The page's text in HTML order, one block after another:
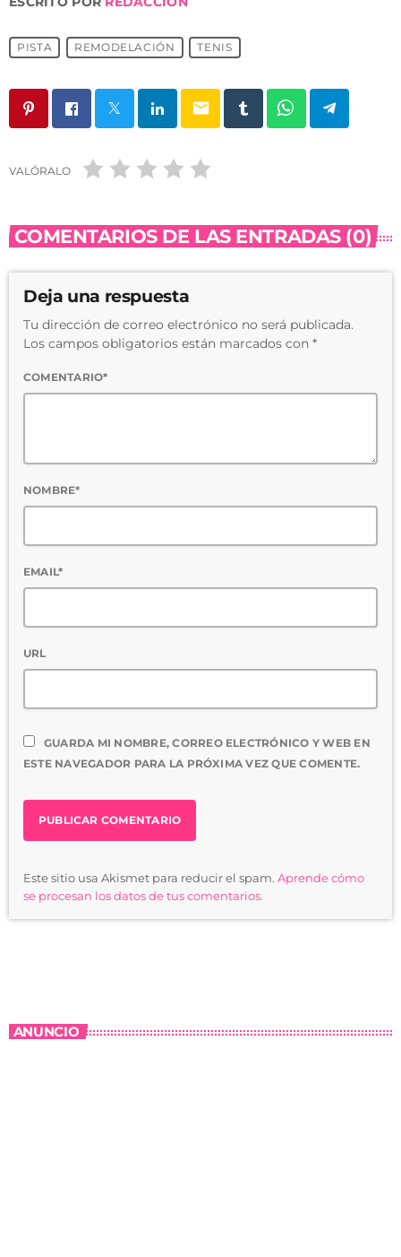
PISTA REMODELACIÓN TENIS
email
VALÓRALO
COMENTARIOS DE LAS ENTRADAS (0)
Deja una respuesta
Tu dirección de correo electrónico no será publicada.
Los campos obligatorios están marcados con *
COMENTARIO*
NOMBRE*
EMAIL*
URL
GUARDA MI NOMBRE, CORREO ELECTRÓNICO Y WEB EN
ESTE NAVEGADOR PARA LA PRÓXIMA VEZ QUE COMENTE.
Este sitio usa Akismet para reducir el spam. Aprende cómo
se procesan los datos de tus comentarios.
ANUNCIO